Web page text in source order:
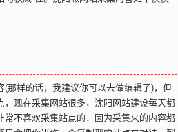
那样的话，我建议你可以去做编辑了)，但
现在采集网站很多，沈阳网站建设每天都
不喜欢采集站点的，因为采集来的内容都